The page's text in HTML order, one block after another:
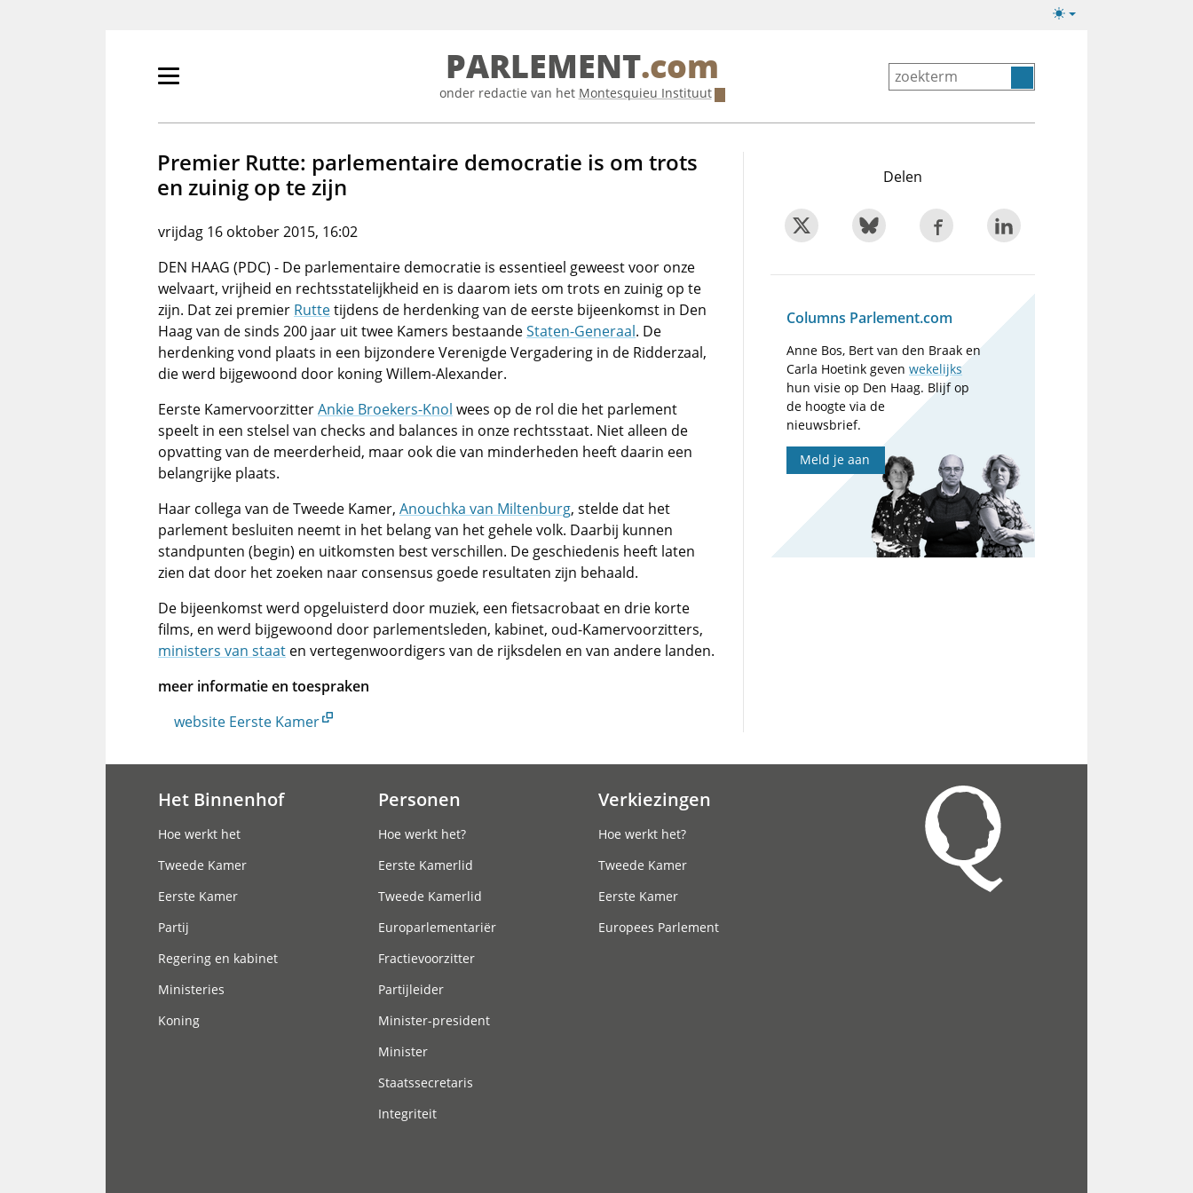
Lichte/donkere
Primair
tonen/verbergen
PARLEMENT.com
onder redactie van het Montesquieu Instituut
Premier Rutte: parlementaire democratie is om trots
en zuinig op te zijn
vrijdag 16 oktober 2015, 16:02
DEN HAAG (PDC) - De parlementaire democratie is essentieel geweest voor onze
welvaart, vrijheid en rechtsstatelijkheid en is daarom iets om trots en zuinig op te
zijn. Dat zei premier Ruttetijdens de herdenking van de eerste bijeenkomst in Den
Haag van de sinds 200 jaar uit twee Kamers bestaandeStaten-Generaal. De
herdenking vond plaats in een bijzondere Verenigde Vergadering in de Ridderzaal,
die werd bijgewoond door koning Willem-Alexander.
Eerste KamervoorzitterAnkie Broekers-Knol wees op de rol die het parlement
speelt in een stelsel van checks and balances in onze rechtsstaat. Niet alleen de
opvatting van de meerderheid, maar ook die van minderheden heeft daarin een
belangrijke plaats.
Haar collega van de Tweede Kamer, Anouchka van Miltenburg, stelde dat het
parlement besluiten neemt in het belang van het gehele volk. Daarbij kunnen
standpunten (begin) en uitkomsten best verschillen. De geschiedenis heeft laten
zien dat door het zoeken naar consensus goede resultaten zijn behaald.
De bijeenkomst werd opgeluisterd door muziek, een fietsacrobaat en drie korte
films, en werd bijgewoond door parlementsleden, kabinet, oud-Kamervoorzitters,
ministers van staat en vertegenwoordigers van de rijksdelen en van andere landen.
meer informatie en toespraken
website Eerste Kamer
Delen
Columns Parlement.com
Anne Bos, Bert van den Braak en
Carla Hoetink gevenwekelijks
hun visie op Den Haag. Blijf op
de hoogte via de
nieuwsbrief.
Meld je aan
Het Binnenhof
Hoe werkt het
Tweede Kamer
Eerste Kamer
Partij
Regering en kabinet
Ministeries
Koning
Personen
Hoe werkt het?
Eerste Kamerlid
Tweede Kamerlid
Europarlementariër
Fractievoorzitter
Partijleider
Minister-president
Minister
Staatssecretaris
Integriteit
Verkiezingen
Hoe werkt het?
Tweede Kamer
Eerste Kamer
Europees Parlement